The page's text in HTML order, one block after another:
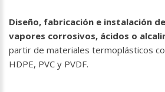
Diseño, fabricación e instalación
vapores corrosivos, ácidos o
partir de materiales termoplásticos
HDPE, PVC y PVDF.